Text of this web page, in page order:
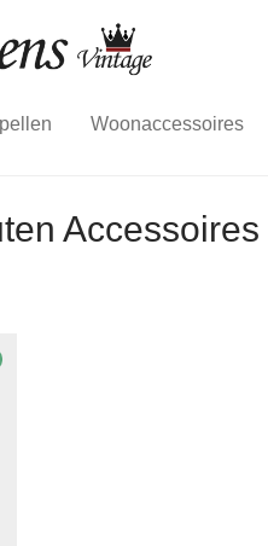
Woonaccessoires
Accessoires